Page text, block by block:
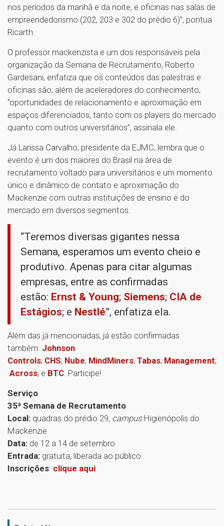
nos períodos da manhã e da noite, e oficinas nas salas de
empreendedorismo (202, 203 e 302 do prédio 6)”, pontua
Ricarth.
O professor mackenzista e um dos responsáveis pela
organização da Semana de Recrutamento, Roberto
Gardesani, enfatiza que os conteúdos das palestras e
oficinas são, além de aceleradores do conhecimento,
“oportunidades de relacionamento e aproximação em
espaços diferenciados, tanto com os players do mercado
quanto com outros universitários”, assinala ele.
Já Larissa Carvalho, presidente da EJMC, lembra que o
evento é um dos maiores do Brasil na área de
recrutamento voltado para universitários e um momento
único e dinâmico de contato e aproximação do
Mackenzie com outras instituições de ensino e do
mercado em diversos segmentos.
“Teremos diversas gigantes nessa
Semana, esperamos um evento cheio e
produtivo. Apenas para citar algumas
empresas, entre as confirmadas
estão: Ernst & Young; Siemens; CIA de
Estágios; e Nestlé”, enfatiza ela.
Além das já mencionadas, já estão confirmadas
também: Johnson
Controls, CHS; Nube; MindMiners; Tabas; Management;
Across; e BTC . Participe!
Serviço
35ª Semana de Recrutamento
Local: quadras do prédio 29, campus Higienópolis do
Mackenzie
Data: de 12 a 14 de setembro
Entrada: gratuita, liberada ao público
Inscrições: clique aqui